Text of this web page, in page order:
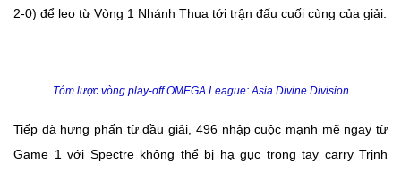
2-0) để leo từ Vòng 1 Nhánh Thua tới trận đấu cuối cùng của giải.
Tóm lược vòng play-off OMEGA League: Asia Divine Division
Tiếp đà hưng phấn từ đầu giải, 496 nhập cuộc mạnh mẽ ngay từ
Game 1 với Spectre không thể bị hạ gục trong tay carry Trịnh